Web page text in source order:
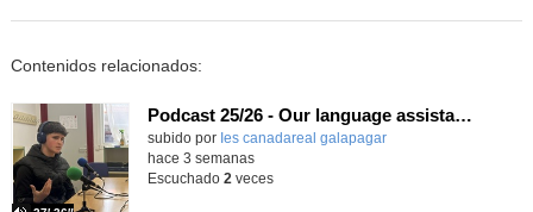
Contenidos relacionados:
Podcast 25/26 - Our language assistant Ellie
subido por Ies canadareal galapagar-
hace 3 semanas
Escuchado 2 veces